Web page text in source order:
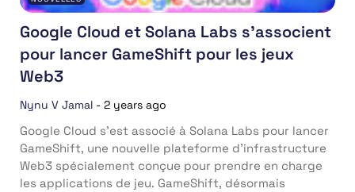
Google Cloud et Solana Labs s’associent
pour lancer GameShift pour les jeux
Web3
Nynu V Jamal - 2 years ago
Google Cloud s’est associé à Solana Labs pour lancer
GameShift, une nouvelle plateforme d’infrastructure
Web3 spécialement conçue pour prendre en charge
les applications de jeu. GameShift, désormais